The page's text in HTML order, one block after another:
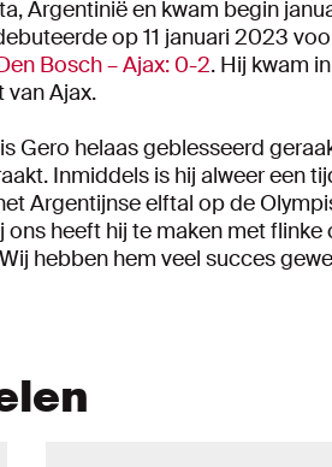
Argentinië en kwam begin
op 11 januari 2023
Bosch – Ajax: 0-2. Hij kwam
Ajax.
Gero helaas geblesseerd
Inmiddels is hij alweer een
Argentijnse elftal op de
heeft hij te maken met
hebben hem veel succes